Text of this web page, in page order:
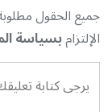
جميع الحقول
الإلتزامبسياسة